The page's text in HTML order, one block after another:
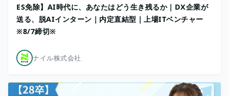
ES免除】AI時代に、あなたはどう生き残るか｜DX企業が
送る、脱AIインターン｜内定直結型｜上場ITベンチャー
※8/7締切※
ナイル株式会社